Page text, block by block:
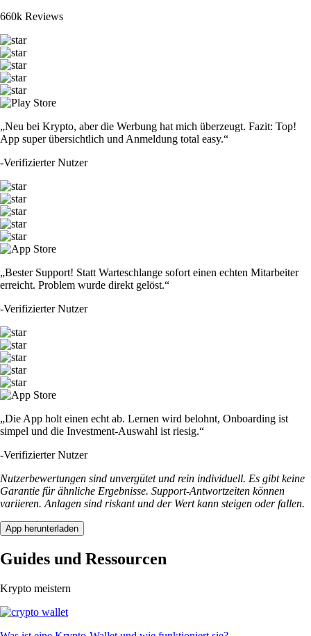
660k Reviews
„Neu bei Krypto, aber die Werbung hat mich überzeugt. Fazit: Top!
App super übersichtlich und Anmeldung total easy.“
-Verifizierter Nutzer
„Bester Support! Statt Warteschlange sofort einen echten Mitarbeiter
erreicht. Problem wurde direkt gelöst.“
-Verifizierter Nutzer
„Die App holt einen echt ab. Lernen wird belohnt, Onboarding ist
simpel und die Investment-Auswahl ist riesig.“
-Verifizierter Nutzer
Nutzerbewertungen sind unvergütet und rein individuell. Es gibt keine
Garantie für ähnliche Ergebnisse. Support-Antwortzeiten können
variieren. Anlagen sind riskant und der Wert kann steigen oder fallen.
App herunterladen
Guides und Ressourcen
Krypto meistern